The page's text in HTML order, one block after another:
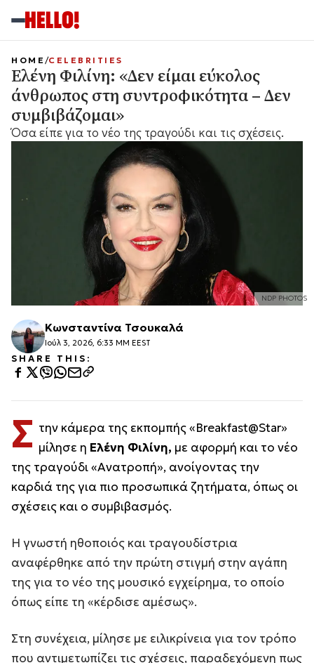
NDP PHOTOS
HOME CELEBRITIES
Ελένη Φιλίνη: «Δεν είμαι εύκολος
άνθρωπος στη συντροφικότητα – Δεν
συμβιβάζομαι»
Όσα είπε για το νέο της τραγούδι και τις σχέσεις.
Κωνσταντίνα Τσουκαλά
Ιούλ 3, 2026, 6:33 ΜΜ EEST
SHARE THIS:
Σ την κάμερα της εκπομπής «Breakfast@Star»
μίλησε η Ελένη Φιλίνη, με αφορμή και το νέο
της τραγούδι «Ανατροπή», ανοίγοντας την
καρδιά της για πιο προσωπικά ζητήματα, όπως οι
σχέσεις και ο συμβιβασμός.
Η γνωστή ηθοποιός και τραγουδίστρια
αναφέρθηκε από την πρώτη στιγμή στην αγάπη
της για το νέο της μουσικό εγχείρημα, το οποίο
όπως είπε τη «κέρδισε αμέσως».
Στη συνέχεια, μίλησε με ειλικρίνεια για τον τρόπο
που αντιμετωπίζει τις σχέσεις, παραδεχόμενη πως